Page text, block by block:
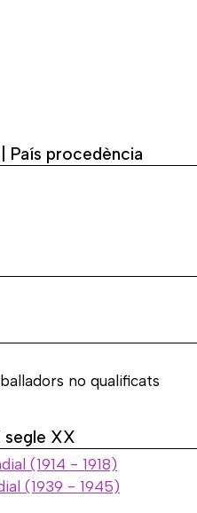
País procedència
no qualificats
segle XX
(1914 - 1918)
(1939 - 1945)